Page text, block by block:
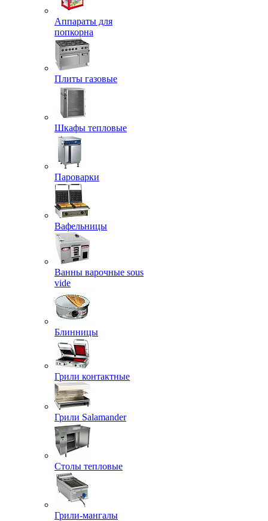
Аппараты для
попкорна
Плиты газовые
Шкафы тепловые
Пароварки
Вафельницы
Ванны варочные sous
vide
Блинницы
Грили контактные
Грили Salamander
Столы тепловые
Грили-мангалы